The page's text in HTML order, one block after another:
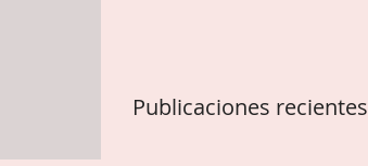
Publicaciones recientes